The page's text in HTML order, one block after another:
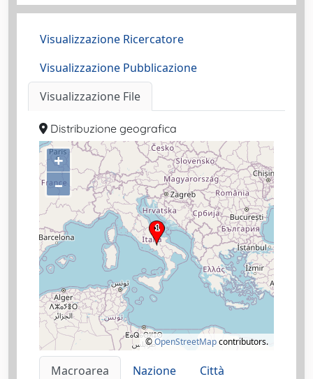
Visualizzazione Ricercatore
Visualizzazione Pubblicazione
Visualizzazione File
Distribuzione geografica
+
–
©OpenStreetMapcontributors.
Macroarea Nazione
Città